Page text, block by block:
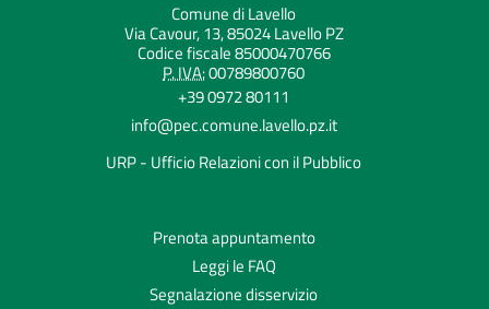
Comune di Lavello
Via Cavour, 13, 85024 Lavello PZ
Codice fiscale 85000470766
P. IVA:00789800760
+39 0972 80111
info@pec.comune.lavello.pz.it
URP - Ufficio Relazioni con il Pubblico
Prenota appuntamento
Leggi le FAQ
Segnalazione disservizio